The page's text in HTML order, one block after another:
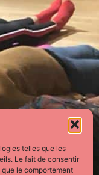
telles que les
Le fait de consentir
le comportement